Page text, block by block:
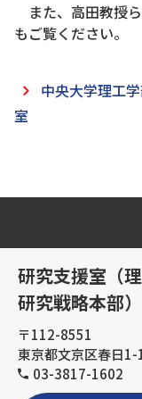
また、高田教授
もご覧ください。
中央大学理工
室
研究支援室（
研究戦略本部
〒112-8551
東京都文京区春日
03-3817-1602